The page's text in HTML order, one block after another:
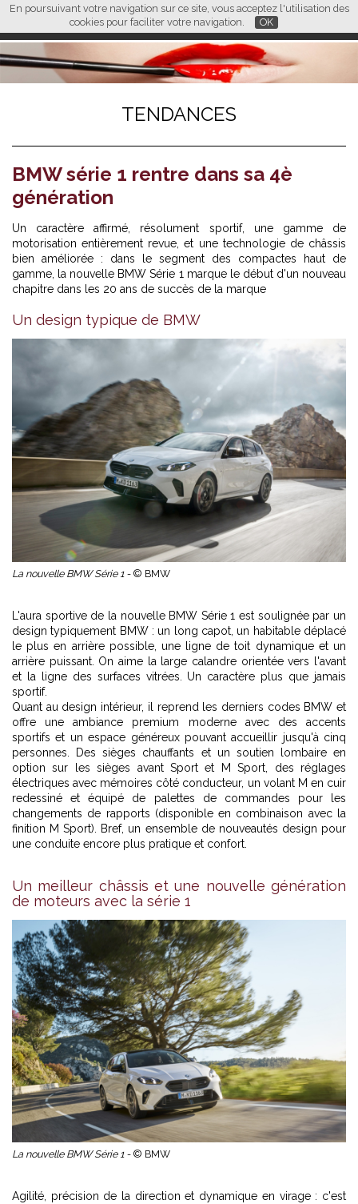
En poursuivant votre navigation sur ce site, vous acceptez l'utilisation des
cookies pour faciliter votre navigation.
OK
FR EN CN
L M
TENDANCES
BMW série 1 rentre dans sa 4è
génération
Un caractère affirmé, résolument sportif, une gamme de
motorisation entièrement revue, et une technologie de châssis
bien améliorée : dans le segment des compactes haut de
gamme, la nouvelle BMW Série 1 marque le début d'un nouveau
chapitre dans les 20 ans de succès de la marque
Un design typique de BMW
La nouvelle BMW Série 1 - © BMW
L'aura sportive de la nouvelle BMW Série 1 est soulignée par un
design typiquement BMW : un long capot, un habitable déplacé
le plus en arrière possible, une ligne de toit dynamique et un
arrière puissant. On aime la large calandre orientée vers l'avant
et la ligne des surfaces vitrées. Un caractère plus que jamais
sportif.
Quant au design intérieur, il reprend les derniers codes BMWet
offre une ambiance premium moderne avec des accents
sportifs et un espace généreux pouvant accueillir jusqu'à cinq
personnes. Des sièges chauffants et un soutien lombaire en
option sur les sièges avant Sport et M Sport, des réglages
électriques avec mémoires côté conducteur, un volant M en cuir
redessiné et équipé de palettes de commandes pour les
changements de rapports (disponible en combinaison avec la
finition M Sport). Bref, un ensemble de nouveautés design pour
une conduite encore plus pratique et confort.
Un meilleur châssis et une nouvelle génération
de moteurs avec la série 1
La nouvelle BMW Série 1 - © BMW
Agilité, précision de la direction et dynamique en virage : c'est